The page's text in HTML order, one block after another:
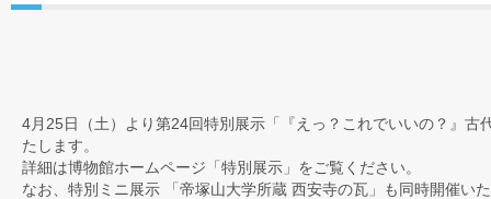
4月25日（土）より第24回特別展示「『えっ？これでいいの？』古
たします。
詳細は博物館ホームページ「特別展示」をご覧ください。
なお、特別ミニ展示 「帝塚山大学所蔵 西安寺の瓦」も同時開催い